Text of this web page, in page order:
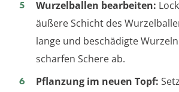
Wurzelballen bearbeiten:
äußere Schicht des
lange und beschädigte
scharfen Schere ab.
Pflanzung im neuen Topf: